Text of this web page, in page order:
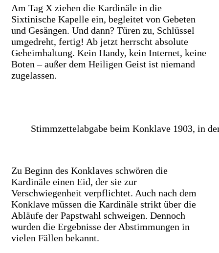
Am Tag X ziehen die Kardinäle in die
Sixtinische Kapelle ein, begleitet von Gebeten
und Gesängen. Und dann? Türen zu, Schlüssel
umgedreht, fertig! Ab jetzt herrscht absolute
Geheimhaltung. Kein Handy, kein Internet, keine
Boten – außer dem Heiligen Geist ist niemand
zugelassen.
Stimmzettelabgabe beim Konklave 1903, in
Zu Beginn des Konklaves schwören die
Kardinäle einen Eid, der sie zur
Verschwiegenheit verpflichtet. Auch nach dem
Konklave müssen die Kardinäle strikt über die
Abläufe der Papstwahl schweigen. Dennoch
wurden die Ergebnisse der Abstimmungen in
vielen Fällen bekannt.